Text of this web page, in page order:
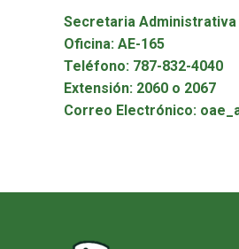
Secretaria Administrativa
Oficina: AE-165
Teléfono: 787-832-4040
Extensión: 2060 o 2067
Correo Electrónico: